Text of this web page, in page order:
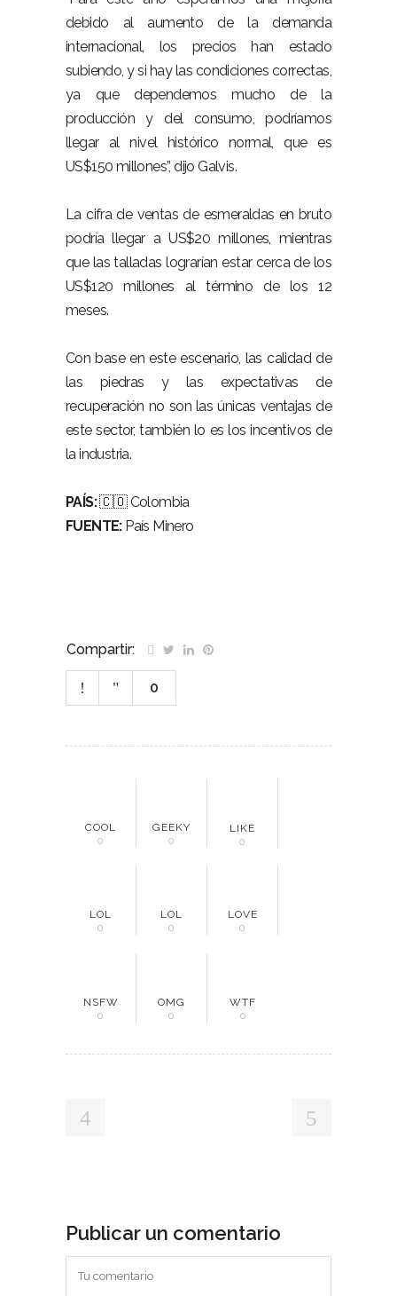
debido al aumento de la demanda
internacional, los precios han estado
subiendo, y si hay las condiciones correctas,
ya que dependemos mucho de la
producción y del consumo, podríamos
llegar al nivel histórico normal, que es
US$150 millones”, dijo Galvis.
La cifra de ventas de esmeraldas en bruto
podría llegar a US$20 millones, mientras
que las talladas lograrían estar cerca de los
US$120 millones al término de los 12
meses.
Con base en este escenario, las calidad de
las piedras y las expectativas de
recuperación no son las únicas ventajas de
este sector, también lo es los incentivos de
la industria.
PAÍS:🇨🇴 Colombia
FUENTE:País Minero
Compartir:
0
COOL
0
GEEKY
0
LIKE
0
LOL
0
LOL
0
LOVE
0
NSFW
0
OMG
0
WTF
0
Publicar un comentario